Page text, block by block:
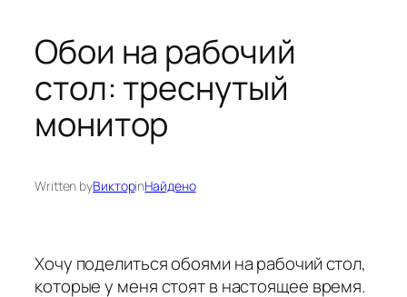
Обои на рабочий
стол: треснутый
монитор
Written byВикторinНайдено
Хочу поделиться обоями на рабочий стол,
которые у меня стоят в настоящее время.